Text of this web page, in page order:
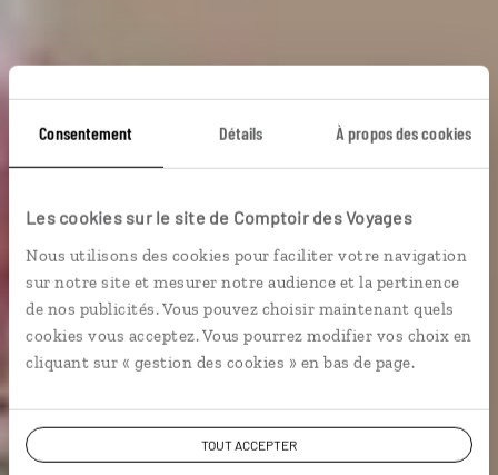
Consentement Détails À propos des cookies
Les cookies sur le site de Comptoir des Voyages
Nous utilisons des cookies pour faciliter votre navigation
sur notre site et mesurer notre audience et la pertinence
de nos publicités. Vous pouvez choisir maintenant quels
cookies vous acceptez. Vous pourrez modifier vos choix en
cliquant sur « gestion des cookies » en bas de page.
TOUT ACCEPTER
Un ticket pour le
Danemark
Circuit train Danemark : Copenhague, Odense, Aarhus,
Ribe.
En train
Voir les 91 avis sur les voyages au Danemark